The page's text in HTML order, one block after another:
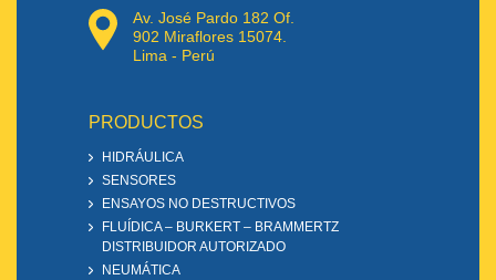
Av. José Pardo 182 Of.
902 Miraflores 15074.
Lima - Perú
PRODUCTOS
HIDRÁULICA
SENSORES
ENSAYOS NO DESTRUCTIVOS
FLUÍDICA – BURKERT – BRAMMERTZ
DISTRIBUIDOR AUTORIZADO
NEUMÁTICA